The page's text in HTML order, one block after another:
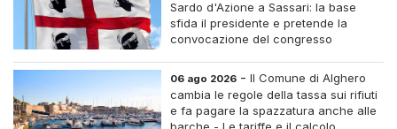
Sardo d'Azione a Sassari: la base
sfida il presidente e pretende la
convocazione del congresso
06 ago 2026 -Il Comune di Alghero
cambia le regole della tassa sui rifiuti
e fa pagare la spazzatura anche alle